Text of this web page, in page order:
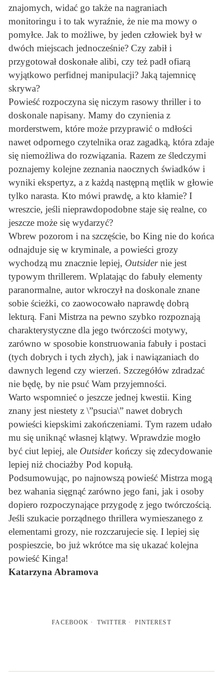
znajomych, widać go także na nagraniach
monitoringu i to tak wyraźnie, że nie ma mowy o
pomyłce. Jak to możliwe, by jeden człowiek był w
dwóch miejscach jednocześnie? Czy zabił i
przygotował doskonałe alibi, czy też padł ofiarą
wyjątkowo perfidnej manipulacji? Jaką tajemnicę
skrywa?
Powieść rozpoczyna się niczym rasowy thriller i to
doskonale napisany. Mamy do czynienia z
morderstwem, które może przyprawić o mdłości
nawet odpornego czytelnika oraz zagadką, która zdaje
się niemożliwa do rozwiązania. Razem ze śledczymi
poznajemy kolejne zeznania naocznych świadków i
wyniki ekspertyz, a z każdą następną mętlik w głowie
tylko narasta. Kto mówi prawdę, a kto kłamie? I
wreszcie, jeśli nieprawdopodobne staje się realne, co
jeszcze może się wydarzyć?
Wbrew pozorom i na szczęście, bo King nie do końca
odnajduje się w kryminale, a powieści grozy
wychodzą mu znacznie lepiej, Outsidernie jest
typowym thrillerem. Wplatając do fabuły elementy
paranormalne, autor wkroczył na doskonale znane
sobie ścieżki, co zaowocowało naprawdę dobrą
lekturą. Fani Mistrza na pewno szybko rozpoznają
charakterystyczne dla jego twórczości motywy,
zarówno w sposobie konstruowania fabuły i postaci
(tych dobrych i tych złych), jak i nawiązaniach do
dawnych legend czy wierzeń. Szczegółów zdradzać
nie będę, by nie psuć Wam przyjemności.
Warto wspomnieć o jeszcze jednej kwestii. King
znany jest niestety z \”psucia\” nawet dobrych
powieści kiepskimi zakończeniami. Tym razem udało
mu się uniknąć własnej klątwy. Wprawdzie mogło
być ciut lepiej, ale Outsiderkończy się zdecydowanie
lepiej niż chociażby Pod kopułą.
Podsumowując, po najnowszą powieść Mistrza mogą
bez wahania sięgnąć zarówno jego fani, jak i osoby
dopiero rozpoczynające przygodę z jego twórczością.
Jeśli szukacie porządnego thrillera wymieszanego z
elementami grozy, nie rozczarujecie się. I lepiej się
pospieszcie, bo już wkrótce ma się ukazać kolejna
powieść Kinga!
Katarzyna Abramova
FACEBOOK TWITTER PINTEREST